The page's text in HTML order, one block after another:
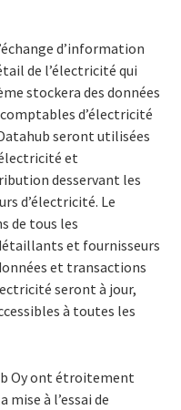
d’information
de l’électricité qui
stockera des données
d’électricité
seront utilisées
et
desservant les
d’électricité. Le
de tous les
et fournisseurs
et transactions
seront à jour,
à toutes les
Oy ont étroitement
à l’essai de